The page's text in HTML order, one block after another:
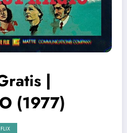
|
(1977)